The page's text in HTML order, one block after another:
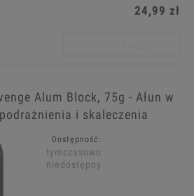
24,99 zł
Alum Block, 75g - Ałun w
i skaleczenia
Dostępność:
tymczasowo
niedostępny